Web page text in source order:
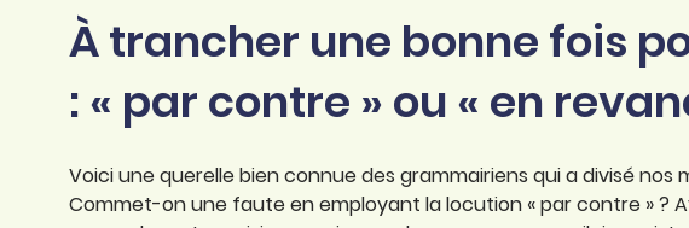
Organismes de
Certifier ses compétences
professionnel
Animer une classe
Accompagner ses
d’orthographe
Syntaxe
À trancher une bonne fois
: « par contre » ou « en
Voici une querelle bien connue des grammairiens qui a divisé nos
Commet-on une faute en employant la locution « par contre » ?